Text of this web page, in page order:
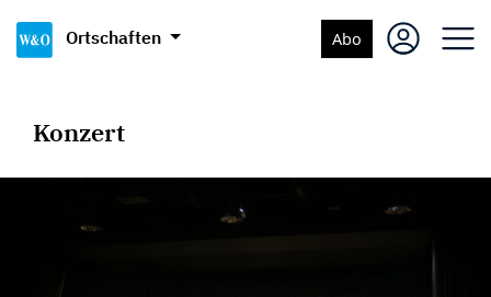
Ortschaften Abo
Konzert